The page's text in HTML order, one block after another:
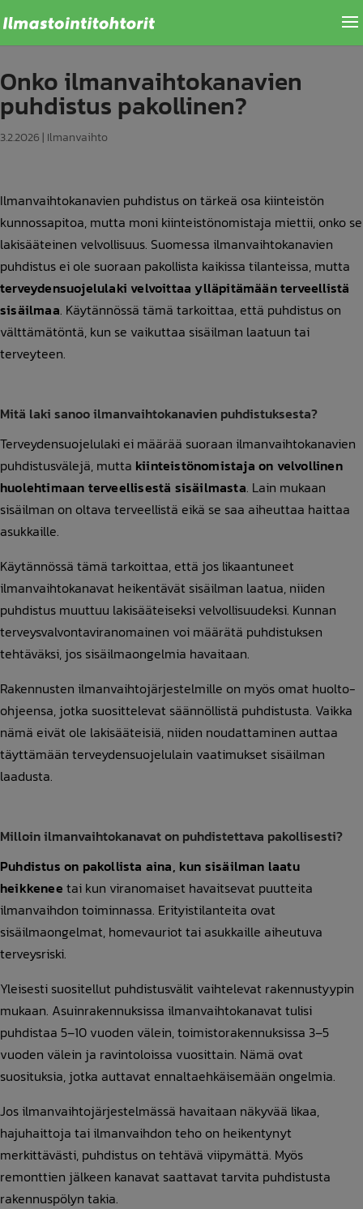
Onko ilmanvaihtokanavien
puhdistus pakollinen?
3.2.2026 | Ilmanvaihto
Ilmanvaihtokanavien puhdistus on tärkeä osa kiinteistön
kunnossapitoa, mutta moni kiinteistönomistaja miettii, onko se
lakisääteinen velvollisuus. Suomessa ilmanvaihtokanavien
puhdistus ei ole suoraan pakollista kaikissa tilanteissa, mutta
terveydensuojelulaki velvoittaa ylläpitämään terveellistä
sisäilmaa. Käytännössä tämä tarkoittaa, että puhdistus on
välttämätöntä, kun se vaikuttaa sisäilman laatuun tai
terveyteen.
Mitä laki sanoo ilmanvaihtokanavien puhdistuksesta?
Terveydensuojelulaki ei määrää suoraan ilmanvaihtokanavien
puhdistusvälejä, mutta kiinteistönomistaja on velvollinen
huolehtimaan terveellisestä sisäilmasta. Lain mukaan
sisäilman on oltava terveellistä eikä se saa aiheuttaa haittaa
asukkaille.
Käytännössä tämä tarkoittaa, että jos likaantuneet
ilmanvaihtokanavat heikentävät sisäilman laatua, niiden
puhdistus muuttuu lakisääteiseksi velvollisuudeksi. Kunnan
terveysvalvontaviranomainen voi määrätä puhdistuksen
tehtäväksi, jos sisäilmaongelmia havaitaan.
Rakennusten ilmanvaihtojärjestelmille on myös omat huolto-
ohjeensa, jotka suosittelevat säännöllistä puhdistusta. Vaikka
nämä eivät ole lakisääteisiä, niiden noudattaminen auttaa
täyttämään terveydensuojelulain vaatimukset sisäilman
laadusta.
Milloin ilmanvaihtokanavat on puhdistettava pakollisesti?
Puhdistus on pakollista aina, kun sisäilman laatu
heikkenee tai kun viranomaiset havaitsevat puutteita
ilmanvaihdon toiminnassa. Erityistilanteita ovat
sisäilmaongelmat, homevauriot tai asukkaille aiheutuva
terveysriski.
Yleisesti suositellut puhdistusvälit vaihtelevat rakennustyypin
mukaan. Asuinrakennuksissa ilmanvaihtokanavat tulisi
puhdistaa 5–10 vuoden välein, toimistorakennuksissa 3–5
vuoden välein ja ravintoloissa vuosittain. Nämä ovat
suosituksia, jotka auttavat ennaltaehkäisemään ongelmia.
Jos ilmanvaihtojärjestelmässä havaitaan näkyvää likaa,
hajuhaittoja tai ilmanvaihdon teho on heikentynyt
merkittävästi, puhdistus on tehtävä viipymättä. Myös
remonttien jälkeen kanavat saattavat tarvita puhdistusta
rakennuspölyn takia.